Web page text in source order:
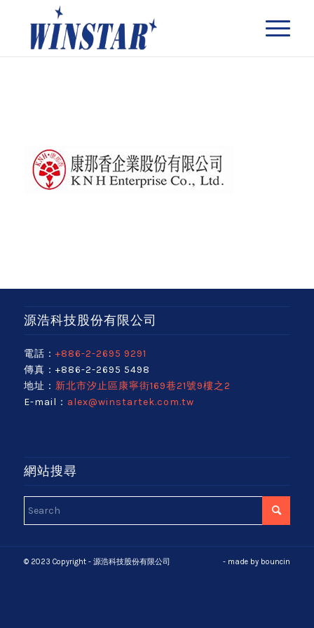
源浩科技股份有限公司
電話： +886-2-2695 9291
傳真：+886-2-2695 5498
地址： 新北市汐止區康寧街169巷21號9樓之2
E-mail： alex@winstartek.com.tw
網站搜尋
© 2023 Copyright - 源浩科技股份有限公司 - made by bouncin